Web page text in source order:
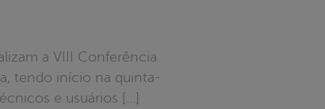
a VIII Conferência
tendo início na quinta-
e usuários […]